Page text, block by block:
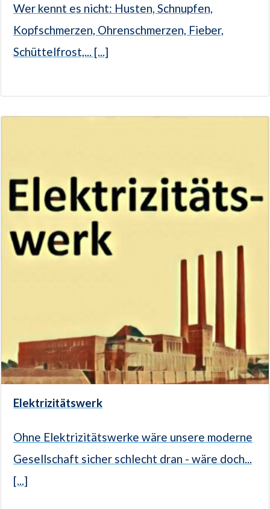
Wer kennt es nicht: Husten, Schnupfen,
Kopfschmerzen, Ohrenschmerzen, Fieber,
Schüttelfrost,... [...]
Elektrizitätswerk
Ohne Elektrizitätswerke wäre unsere moderne
Gesellschaft sicher schlecht dran - wäre doch...
[...]